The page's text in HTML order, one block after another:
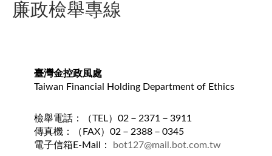
廉政檢舉專線
臺灣金控政風處
Taiwan Financial Holding Department of Ethics
檢舉電話：（TEL）02－2371－3911
傳真機：（FAX）02－2388－0345
​電子信箱E-Mail：
bot127@mail.bot.com.tw